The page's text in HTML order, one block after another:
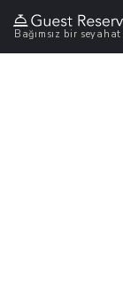
Bağımsız bir seyahat